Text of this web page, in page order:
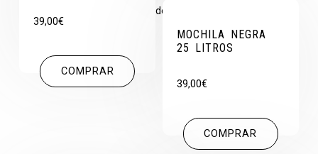
39,00€
COMPRAR
MOCHILA NEGRA
25 LITROS
39,00€
COMPRAR